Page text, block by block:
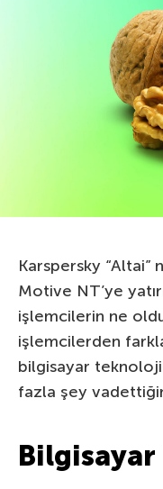
Karspersky
Motive NT’ye
işlemcilerin ne
işlemcilerden
bilgisayar
fazla şey